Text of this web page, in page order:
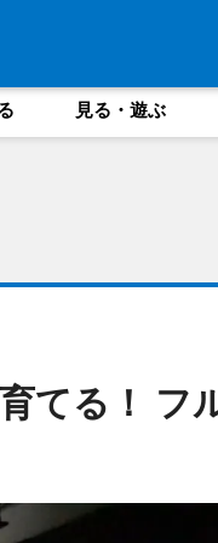
見る・遊ぶ
てる！ フ